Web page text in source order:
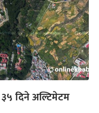
३५ दिने अल्टिमेटम